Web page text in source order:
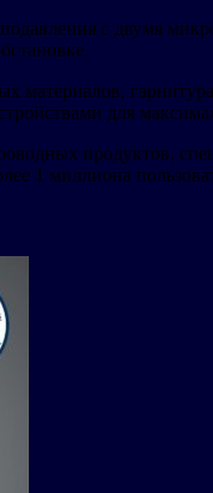
с двумя
материалов,
для
продуктов,
1 миллиона